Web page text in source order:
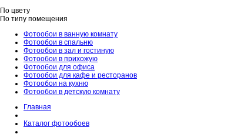
По цвету
По типу помещения
Фотообои в ванную комнату
Фотообои в спальню
Фотообои в зал и гостиную
Фотообои в прихожую
Фотообои для офиса
Фотообои для кафе и ресторанов
Фотообои на кухню
Фотообои в детскую комнату
Главная
Каталог фотообоев